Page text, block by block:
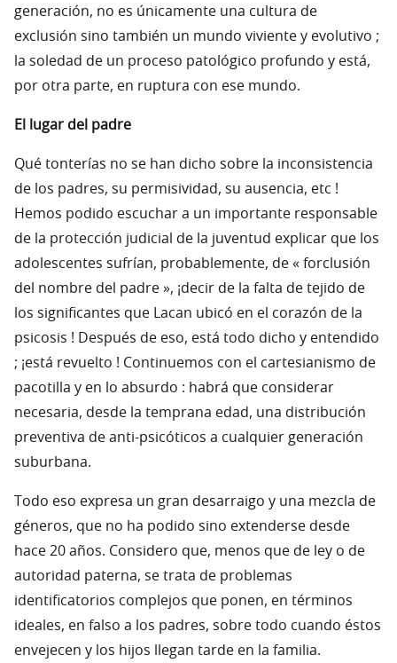
generación, no es únicamente una cultura de
exclusión sino también un mundo viviente y evolutivo ;
la soledad de un proceso patológico profundo y está,
por otra parte, en ruptura con ese mundo.
El lugar del padre
Qué tonterías no se han dicho sobre la inconsistencia
de los padres, su permisividad, su ausencia, etc !
Hemos podido escuchar a un importante responsable
de la protección judicial de la juventud explicar que los
adolescentes sufrían, probablemente, de « forclusión
del nombre del padre », ¡decir de la falta de tejido de
los significantes que Lacan ubicó en el corazón de la
psicosis ! Después de eso, está todo dicho y entendido
; ¡está revuelto ! Continuemos con el cartesianismo de
pacotilla y en lo absurdo : habrá que considerar
necesaria, desde la temprana edad, una distribución
preventiva de anti-psicóticos a cualquier generación
suburbana.
Todo eso expresa un gran desarraigo y una mezcla de
géneros, que no ha podido sino extenderse desde
hace 20 años. Considero que, menos que de ley o de
autoridad paterna, se trata de problemas
identificatorios complejos que ponen, en términos
ideales, en falso a los padres, sobre todo cuando éstos
envejecen y los hijos llegan tarde en la familia.